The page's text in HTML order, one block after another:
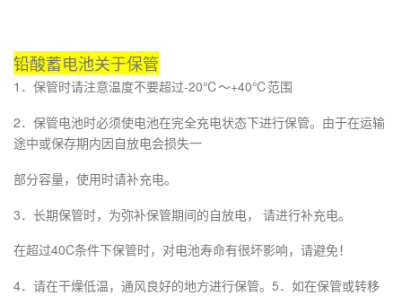
铅酸蓄电池关于保管
1．保管时请注意温度不要超过-20℃～+40℃范围
2．保管电池时必须使电池在完全充电状态下进行保管。由于在运输
途中或保存期内因自放电会损失一
部分容量，使用时请补充电。
3．长期保管时，为弥补保管期间的自放电， 请进行补充电。
在超过40C条件下保管时，对电池寿命有很坏影响，请避免！
4．请在干燥低温，通风良好的地方进行保管。5．如在保管或转移